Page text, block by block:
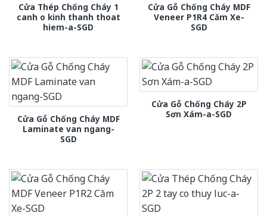
Cửa Thép Chống Cháy 1
canh o kinh thanh thoat
hiem-a-SGD
Cửa Gỗ Chống Cháy MDF
Veneer P1R4 Căm Xe-
SGD
Cửa Gỗ Chống Cháy MDF
Laminate van ngang-
SGD
Cửa Gỗ Chống Cháy 2P
Sơn Xám-a-SGD